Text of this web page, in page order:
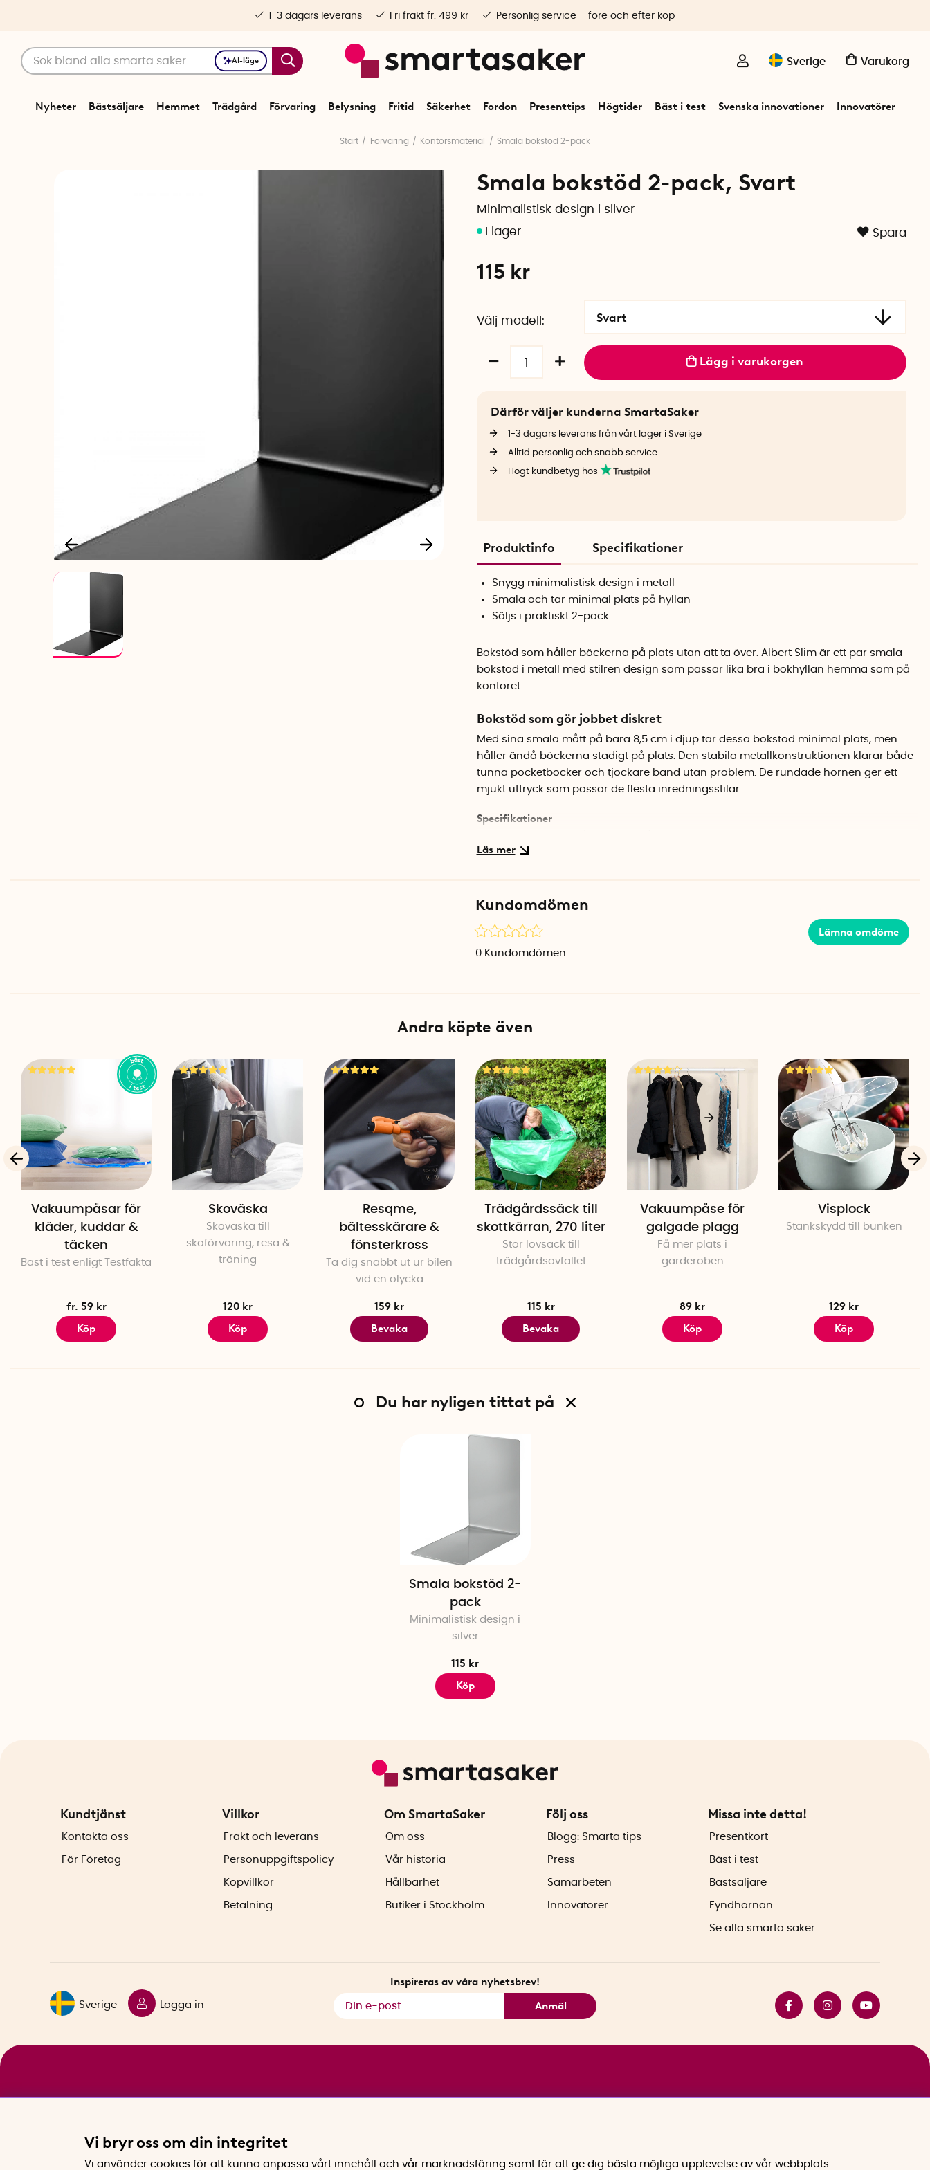
AI-läge Sverige Varukorg
Nyheter Bästsäljare Hemmet Trädgård Förvaring Belysning Fritid Säkerhet Fordon Presenttips Högtider Bäst i test Svenska innovationer Innovatörer
1-3 dagars leverans Fri frakt fr. 499 kr Personlig service – före och efter köp
Start Förvaring Kontorsmaterial Smala bokstöd 2-pack
Smala bokstöd 2-pack, Svart
Minimalistisk design i silver
Spara
115 kr
Välj modell Svart
Lägg i varukorgen
Därför väljer kunderna SmartaSaker
1-3 dagars leverans från vårt lager i Sverige
Alltid personlig och snabb service
Högt kundbetyg hos
Produktinfo Specifikationer
Snygg minimalistisk design i metall
Smala och tar minimal plats på hyllan
Säljs i praktiskt 2-pack
Bokstöd som håller böckerna på plats utan att ta över. Albert Slim är ett par smala
bokstöd i metall med stilren design som passar lika bra i bokhyllan hemma som på
kontoret.
Bokstöd som gör jobbet diskret
Med sina smala mått på bara 8,5 cm i djup tar dessa bokstöd minimal plats, men
håller ändå böckerna stadigt på plats. Den stabila metallkonstruktionen klarar både
tunna pocketböcker och tjockare band utan problem. De rundade hörnen ger ett
mjukt uttryck som passar de flesta inredningsstilar.
Specifikationer
Material: Metall
Kundomdömen
Lämna omdöme
0 Kundomdömen
Andra köpte även
Vakuumpåsar för
kläder, kuddar &
täcken
Bäst i test enligt Testfakta
fr. 59 kr
Köp
Skoväska
Skoväska till
skoförvaring, resa &
träning
120 kr
Köp
Resqme,
bältesskärare &
fönsterkross
Ta dig snabbt ut ur bilen
vid en olycka
159 kr
Bevaka
Trädgårdssäck till
skottkärran, 270 liter
Stor lövsäck till
trädgårdsavfallet
115 kr
Bevaka
Vakuumpåse för
galgade plagg
Få mer plats i
garderoben
89 kr
Köp
Visplock
Stänkskydd till bunken
129 kr
Köp
Du har nyligen tittat på
Smala bokstöd 2-
pack
Minimalistisk design i
silver
115 kr
Köp
Kundtjänst
Kontakta oss
För Företag
Villkor
Frakt och leverans
Personuppgiftspolicy
Köpvillkor
Betalning
Om SmartaSaker
Om oss
Vår historia
Hållbarhet
Butiker i Stockholm
Följ oss
Blogg: Smarta tips
Press
Samarbeten
Innovatörer
Missa inte detta!
Presentkort
Bäst i test
Bästsäljare
Fyndhörnan
Se alla smarta saker
Sverige Logga in
Inspireras av våra nyhetsbrev!
Anmäl
Vi bryr oss om din integritet
Vi använder cookies för att kunna anpassa vårt innehåll och vår marknadsföring samt för att ge dig bästa möjliga upplevelse av vår webbplats.